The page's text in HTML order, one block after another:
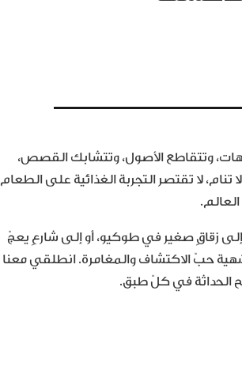
وتتقاطع الأصول، وتتشابك القصص،
لا تقتصر التجربة الغذائية على الطعام
زقاقٍ صغير في طوكيو، أو إلى شارعٍ يعجّ
حبّ الاكتشاف والمغامرة. انطلقي معنا
الحداثة في كلّ طبق.